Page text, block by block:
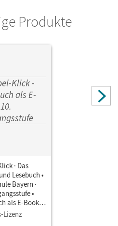
Produkte
· Das
Lesebuch •
Bayern ·
•
als E-Book
Lizenz